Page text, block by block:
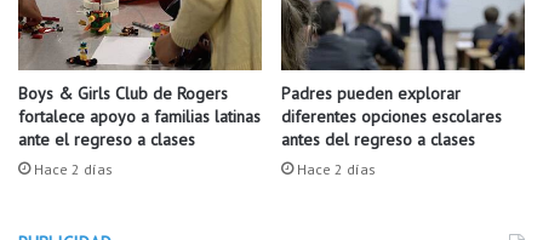
i
l
s
p
o
l
Boys & Girls Club de Rogers
fortalece apoyo a familias latinas
ante el regreso a clases
Hace 2 días
Padres pueden explorar
diferentes opciones escolares
antes del regreso a clases
Hace 2 días